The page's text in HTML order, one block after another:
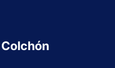
Colchón